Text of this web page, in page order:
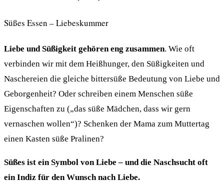
Süßes Essen – Liebeskummer
Liebe und Süßigkeit gehören eng zusammen. Wie oft
verbinden wir mit dem Heißhunger, den Süßigkeiten und
Naschereien die gleiche bittersüße Bedeutung von Liebe und
Geborgenheit? Oder schreiben einem Menschen süße
Eigenschaften zu („das süße Mädchen, dass wir gern
vernaschen wollen“)? Schenken der Mama zum Muttertag
einen Kasten süße Pralinen?
Süßes ist ein Symbol von Liebe – und die Naschsucht oft
ein Indiz für den Wunsch nach Liebe.